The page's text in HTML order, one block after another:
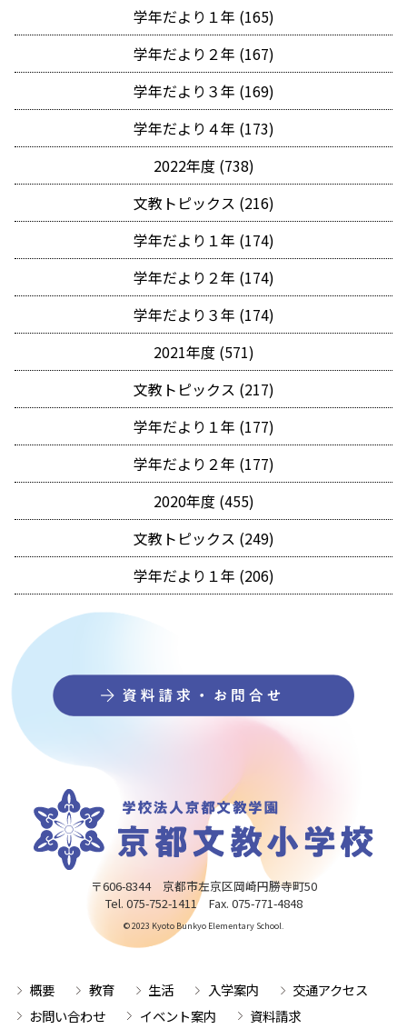
学年だより１年 (165)
学年だより２年 (167)
学年だより３年 (169)
学年だより４年 (173)
2022年度 (738)
文教トピックス (216)
学年だより１年 (174)
学年だより２年 (174)
学年だより３年 (174)
2021年度 (571)
文教トピックス (217)
学年だより１年 (177)
学年だより２年 (177)
2020年度 (455)
文教トピックス (249)
学年だより１年 (206)
〒606-8344 京都市左京区岡崎円勝寺町50
Tel. 075-752-1411 Fax. 075-771-4848
© 2023 Kyoto Bunkyo Elementary School.
概要 教育 生活 入学案内
交通アクセス
お問い合わせ
イベント案内 資料請求